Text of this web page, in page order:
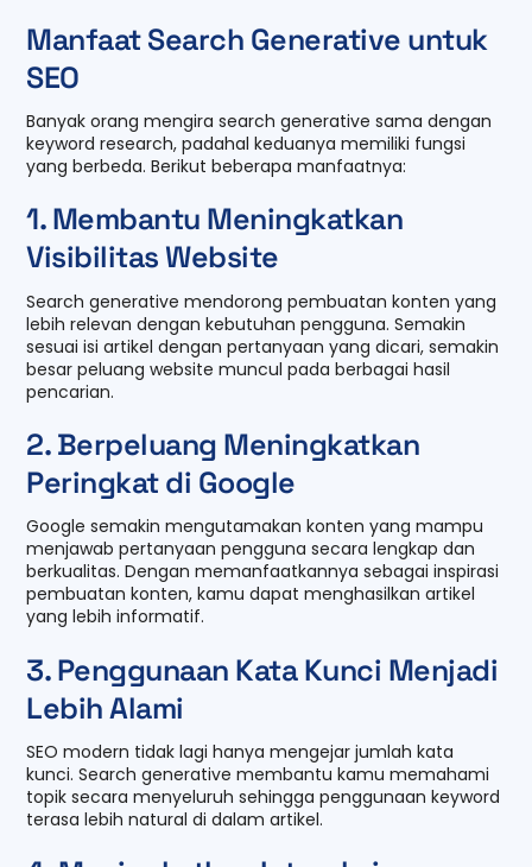
Manfaat Search Generative untuk
SEO
Banyak orang mengira search generative sama dengan
keyword research, padahal keduanya memiliki fungsi
yang berbeda. Berikut beberapa manfaatnya:
1. Membantu Meningkatkan
Visibilitas Website
Search generative mendorong pembuatan konten yang
lebih relevan dengan kebutuhan pengguna. Semakin
sesuai isi artikel dengan pertanyaan yang dicari, semakin
besar peluang website muncul pada berbagai hasil
pencarian.
2. Berpeluang Meningkatkan
Peringkat di Google
Google semakin mengutamakan konten yang mampu
menjawab pertanyaan pengguna secara lengkap dan
berkualitas. Dengan memanfaatkannya sebagai inspirasi
pembuatan konten, kamu dapat menghasilkan artikel
yang lebih informatif.
3. Penggunaan Kata Kunci Menjadi
Lebih Alami
SEO modern tidak lagi hanya mengejar jumlah kata
kunci. Search generative membantu kamu memahami
topik secara menyeluruh sehingga penggunaan keyword
terasa lebih natural di dalam artikel.